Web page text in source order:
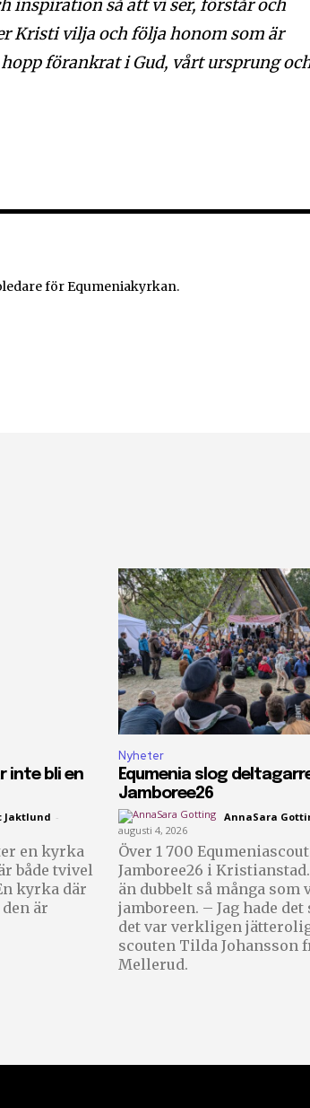
inspiration så att vi ser, förstår och
Kristi vilja och följa honom som är
förankrat i Gud, vårt ursprung
för Equmeniakyrkan.
inte bli en
Jaktlund -
en kyrka
både tvivel
kyrka där
är
Nyheter
Equmenia slog
Jamboree26
AnnaSara
augusti 4, 2026
Över 1 700
Jamboree26 i
än dubbelt så många som
jamboreen. – Jag hade det så bra och
det var verkligen
scouten Tilda Johansson
Mellerud.